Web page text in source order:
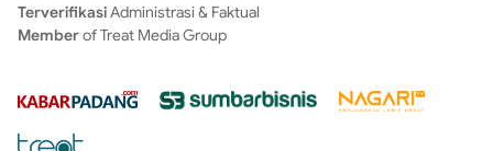
TerverifikasiAdministrasi & Faktual
Memberof Treat Media Group